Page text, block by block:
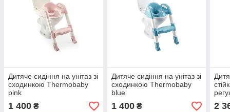
Дитяче сидіння на унітаз зі
сходинкою Thermobaby
pink
1 400 ₴
Дитяче сидіння на унітаз зі
сходинкою Thermobaby
blue
1 400₴ 2